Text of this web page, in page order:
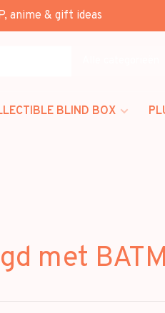
anime & gift ideas
BLIND BOX
met